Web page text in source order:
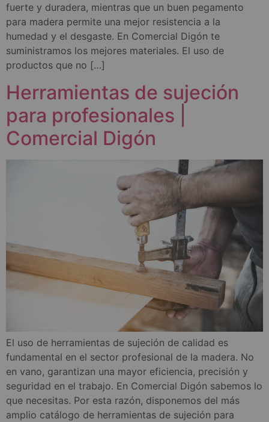
fuerte y duradera, mientras que un buen pegamento
para madera permite una mejor resistencia a la
humedad y el desgaste. En Comercial Digón te
suministramos los mejores materiales. El uso de
productos que no […]
Herramientas de sujeción
para profesionales |
Comercial Digón
El uso de herramientas de sujeción de calidad es
fundamental en el sector profesional de la madera. No
en vano, garantizan una mayor eficiencia, precisión y
seguridad en el trabajo. En Comercial Digón sabemos lo
que necesitas. Por esta razón, disponemos del más
amplio catálogo de herramientas de sujeción para